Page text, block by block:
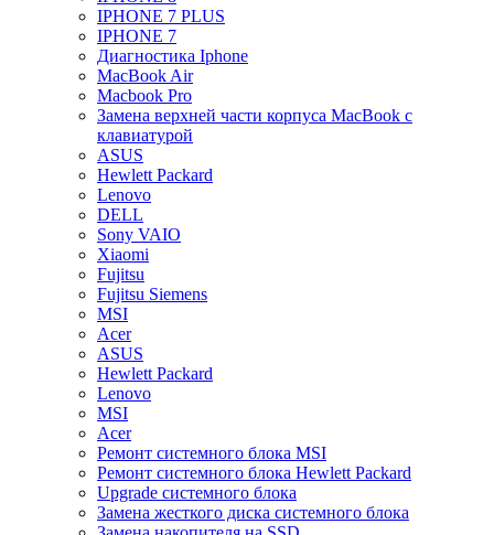
IPHONE 7 PLUS
IPHONE 7
Диагностика Iphone
MacBook Air
Macbook Pro
Замена верхней части корпуса MacBook с
клавиатурой
ASUS
Hewlett Packard
Lenovo
DELL
Sony VAIO
Xiaomi
Fujitsu
Fujitsu Siemens
MSI
Acer
ASUS
Hewlett Packard
Lenovo
MSI
Acer
Ремонт системного блока MSI
Ремонт системного блока Hewlett Packard
Upgrade системного блока
Замена жесткого диска системного блока